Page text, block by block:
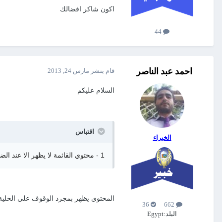
اكون شاكر افضالك
احمد عبد الناصر
الخبراء
البلد:Egypt
قام بنشر مارس 24, 2013
السلام عليكم
اقتباس
1 - محتوي القائمة لا يظهر الا عند الضغط اكثر من مرة
المحتوي يظهر بمجرد الوقوف علي